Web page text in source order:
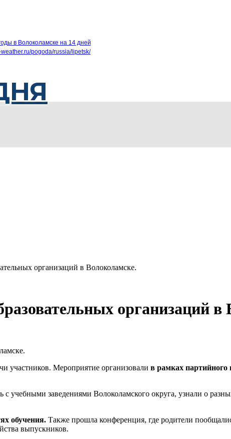
в Волоколамске на 14 дней
pogoda/russia/lipetsk/
организаций в Волоколамске.
организаций в
участников. Мероприятие организовали в рамках
заведениями Волоколамского округа, узнали о
обучения. Также прошла конференция, где родители
выпускников.